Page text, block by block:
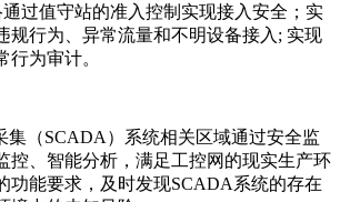
通过值守站的准入控制实现接入安全；实
规行为、异常流量和不明设备接入; 实现
行为审计。
集（SCADA）系统相关区域通过安全监
控、智能分析，满足工控网的现实生产环
功能要求，及时发现SCADA系统的存在